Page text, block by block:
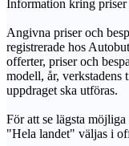
Information kring priser
Angivna priser och
registrerade hos
offerter, priser och
modell, år, verkstadens
uppdraget ska utföras.
För att se lägsta
"Hela landet" väljas i